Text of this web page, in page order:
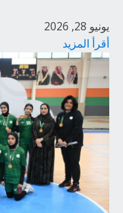
يونيو 28, 2026
أقرأ المزيد